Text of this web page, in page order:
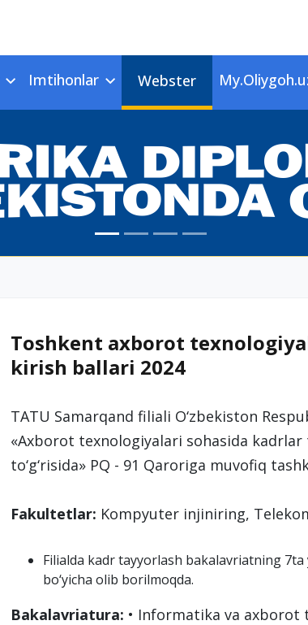
Imtihonlar Webster
Toshkent axborot
kirish ballari 2024
TATU Samarqand filiali O‘zbekiston
«Axborot texnologiyalari sohasida
to‘g‘risida» PQ - 91 Qaroriga muvofiq
Fakultetlar: Kompyuter injiniring,
Filialda kadr tayyorlash bakalavriatning
bo‘yicha olib borilmoqda.
Bakalavriatura: • Informatika va axborot